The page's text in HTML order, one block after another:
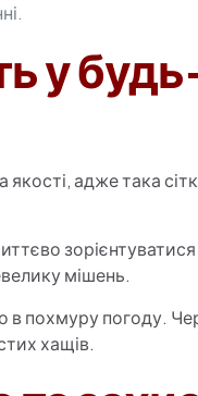
у
адже така
мішень.
в похмуру погоду.
хащів.